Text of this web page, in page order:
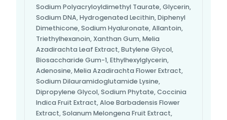
Sodium Polyacryloyldimethyl Taurate, Glycerin,
Sodium DNA, Hydrogenated Lecithin, Diphenyl
Dimethicone, Sodium Hyaluronate, Allantoin,
Triethylhexanoin, Xanthan Gum, Melia
Azadirachta Leaf Extract, Butylene Glycol,
Biosaccharide Gum-1, Ethylhexylglycerin,
Adenosine, Melia Azadirachta Flower Extract,
Sodium Dilauramidoglutamide Lysine,
Dipropylene Glycol, Sodium Phytate, Coccinia
Indica Fruit Extract, Aloe Barbadensis Flower
Extract, Solanum Melongena Fruit Extract,